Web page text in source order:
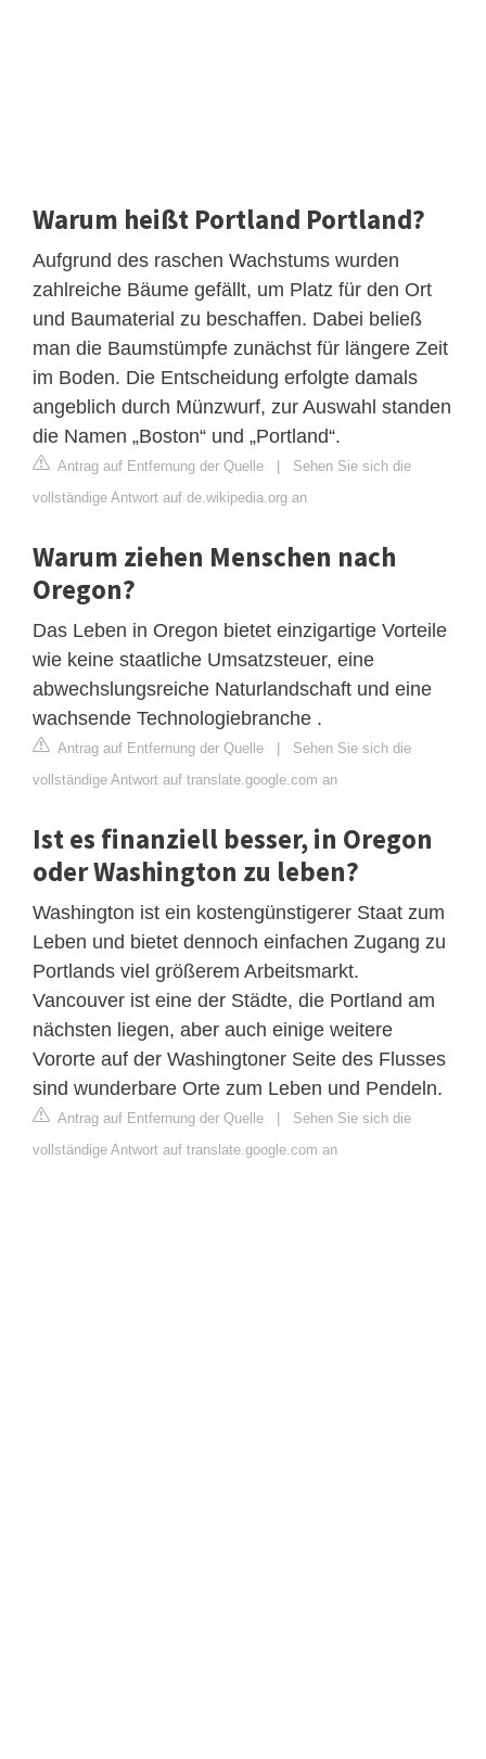
Warum heißt Portland Portland?
Aufgrund des raschen Wachstums wurden
zahlreiche Bäume gefällt, um Platz für den Ort
und Baumaterial zu beschaffen. Dabei beließ
man die Baumstümpfe zunächst für längere Zeit
im Boden. Die Entscheidung erfolgte damals
angeblich durch Münzwurf, zur Auswahl standen
die Namen „Boston“ und „Portland“.
Antrag auf Entfernung der Quelle | Sehen Sie sich die
vollständige Antwort auf de.wikipedia.org an
Warum ziehen Menschen nach
Oregon?
Das Leben in Oregon bietet einzigartige Vorteile
wie keine staatliche Umsatzsteuer, eine
abwechslungsreiche Naturlandschaft und eine
wachsende Technologiebranche .
Antrag auf Entfernung der Quelle | Sehen Sie sich die
vollständige Antwort auf translate.google.com an
Ist es finanziell besser, in Oregon
oder Washington zu leben?
Washington ist ein kostengünstigerer Staat zum
Leben und bietet dennoch einfachen Zugang zu
Portlands viel größerem Arbeitsmarkt.
Vancouver ist eine der Städte, die Portland am
nächsten liegen, aber auch einige weitere
Vororte auf der Washingtoner Seite des Flusses
sind wunderbare Orte zum Leben und Pendeln.
Antrag auf Entfernung der Quelle | Sehen Sie sich die
vollständige Antwort auf translate.google.com an